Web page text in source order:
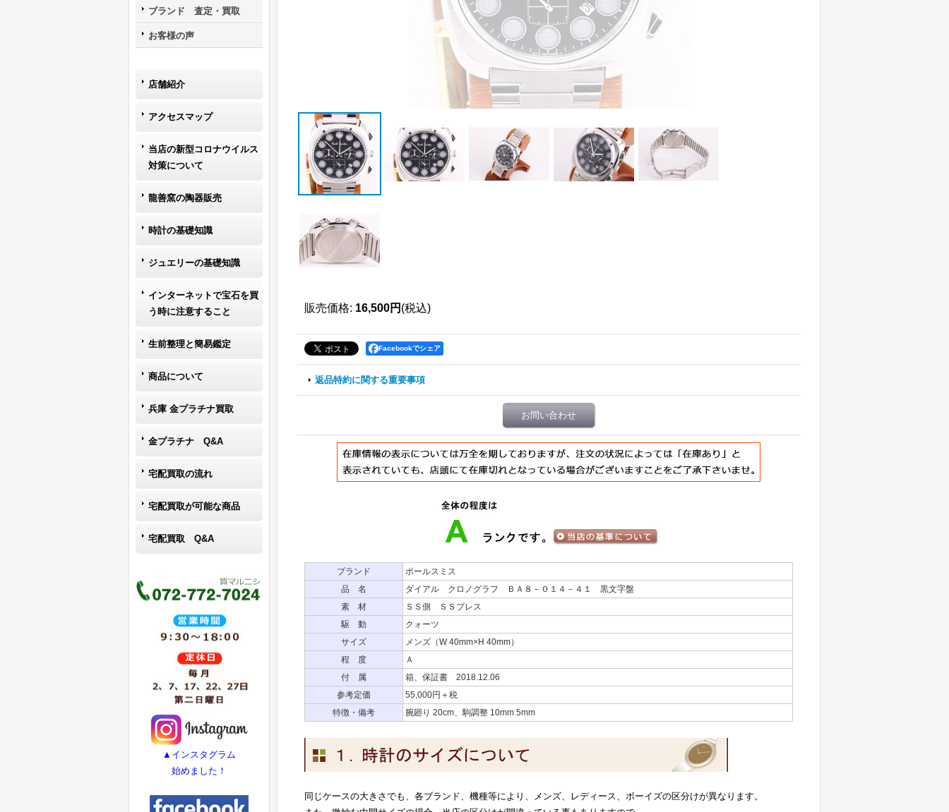
ブランド 査定・買取
お客様の声
店舗紹介
アクセスマップ
当店の新型コロナウイルス
対策について
龍善窯の陶器販売
時計の基礎知識
ジュエリーの基礎知識
インターネットで宝石を買
う時に注意すること
生前整理と簡易鑑定
商品について
兵庫 金プラチナ買取
金プラチナ Q&A
宅配買取の流れ
宅配買取が可能な商品
宅配買取 Q&A
▲インスタグラム
始めました！
販売価格: 16,500円 (税込)
Facebookでシェア
返品特約に関する重要事項
お問い合わせ
ブランド
ポールスミス
品 名
ダイアル クロノグラフ ＢＡ８－０１４－４１ 黒文字盤
素 材
ＳＳ側 ＳＳブレス
駆 動
クォーツ
サイズ
メンズ（W 40mm×H 40mm）
程 度
Ａ
付 属
箱、保証書 2018.12.06
参考定価
55,000円＋税
特徴・備考
腕廻り 20cm、駒調整 10mm 5mm
同じケースの大きさでも、各ブランド、機種等により、メンズ、レディース、ボーイズの区分けが異なります。